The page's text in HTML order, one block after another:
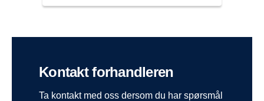
Kontakt forhandleren
Ta kontakt med oss dersom du har spørsmål